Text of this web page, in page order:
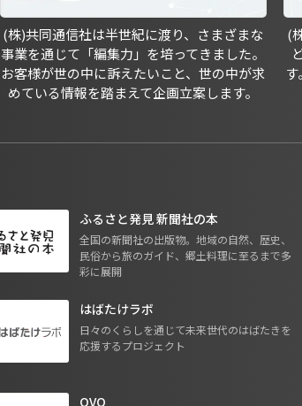
(株)共同通信社は半世紀に渡り、さまざまな
事業を通じて「編集力」を培ってきました。
お客様が世の中に訴えたいこと、世の中が求
めている情報を踏まえて企画立案します。
(
ふるさと発見 新聞社の本
全国の新聞社の出版物。地域の自然、歴史、
民俗から旅のガイド、郷土料理に至るまで多
彩に展開
はばたけラボ
日々のくらしを通じて未来世代のはばたきを
応援するプロジェクト
OVO